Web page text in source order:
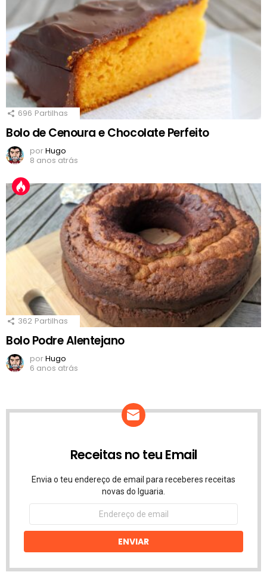
696 Partilhas
Bolo de Cenoura e Chocolate Perfeito
porHugo
8 anos atrás
362 Partilhas
Bolo Podre Alentejano
porHugo
6 anos atrás
Receitas no teu Email
Envia o teu endereço de email para receberes receitas
novas do Iguaria.
Endereço
email
ENVIAR